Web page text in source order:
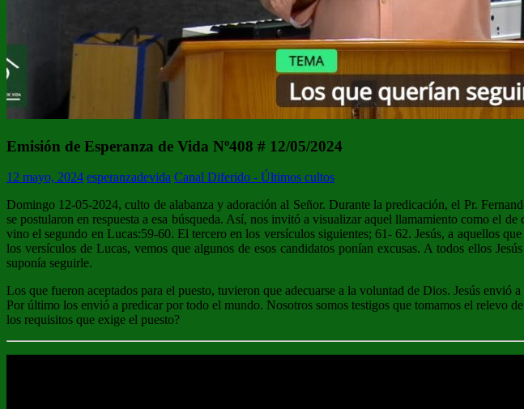
Emisión de Esperanza de Vida Nº408 # 12/05/2024
12 mayo, 2024 esperanzadevida Canal Diferido - Últimos cultos
Domingo 12-05-2024, culto de alabanza y adoración al Señor. Durante la predicación, el Pr.
se postularon en respuesta a esa búsqueda. Así, nos invitó a visualizar aquel llamamiento como el
vino el segundo en Lucas:59-60. El tercero en los versículos siguientes; 61- 62. Jesús, a aquellos
los versículos de Lucas, vemos que algunos de esos candidatos ponían excusas. A todos ellos
suponía seguirle.
Los que fueron aceptados para el puesto, tuvieron que adecuarse a la voluntad de Dios. Jesús envió
Por último los envió a predicar por todo el mundo. Nosotros somos testigos que tomamos el relevo
los requisitos que exige el puesto?